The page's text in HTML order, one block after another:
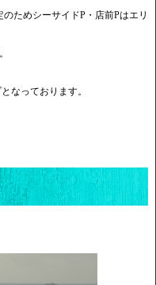
ためシーサイドP・店前Pはエリ
なっております。